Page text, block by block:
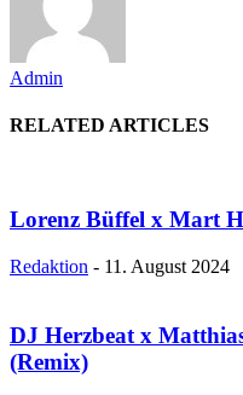
Admin
RELATED ARTICLES
Lorenz Büffel x Mart
Redaktion - 11. August 2024
DJ Herzbeat x
(Remix)